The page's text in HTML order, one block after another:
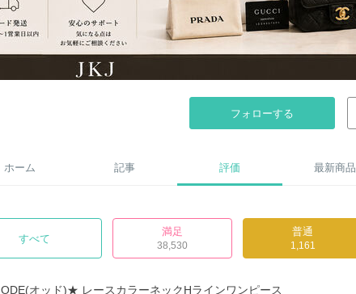
フォローする
ホーム 記事 評価 最新商品
すべて
満足
38,530
普通
1,161
ODE(オッド)★ レースカラーネックHラインワンピース